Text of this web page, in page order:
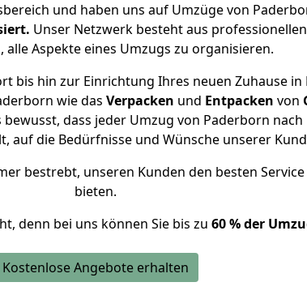
und haben uns auf Umzüge von
Unser Netzwerk besteht aus
alle Aspekte eines Umzugs zu organisieren.
bis hin zur Einrichtung Ihres neuen Zuhause
wie das Verpacken und Entpacken von
dass jeder Umzug von Paderborn
auf die Bedürfnisse und Wünsche unserer
bestrebt, unseren Kunden den besten Service
bieten.
denn bei uns können Sie bis zu 60 % der
Kostenlose Angebote erhalten